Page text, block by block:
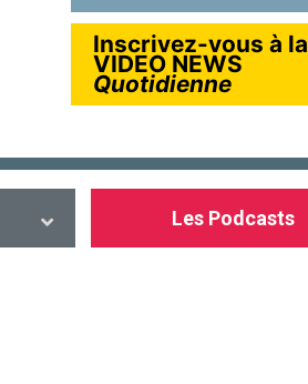
Inscrivez-vous à la
VIDEO NEWS
Quotidienne
Les Podcasts